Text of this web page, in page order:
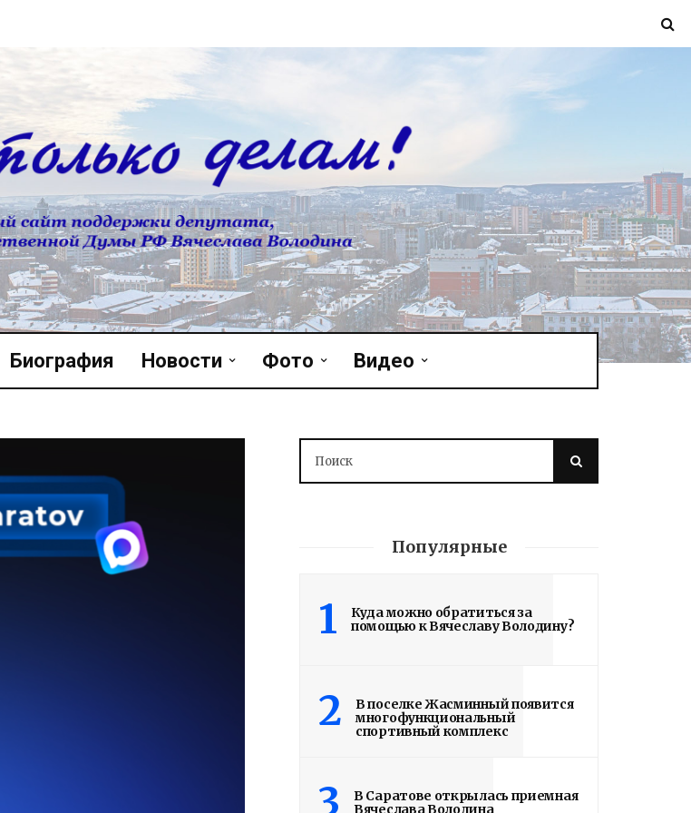
Биография Новости Фото Видео
Популярные
1
Куда можно обратиться за
помощью к Вячеславу Володину?
2
В поселке Жасминный появится
многофункциональный
спортивный комплекс
3
В Саратове открылась приемная
Вячеслава Володина
Володин: 31 августа
ЗАВЕРШЕНЫ
4 дня назад
артиллерийское командное училище в